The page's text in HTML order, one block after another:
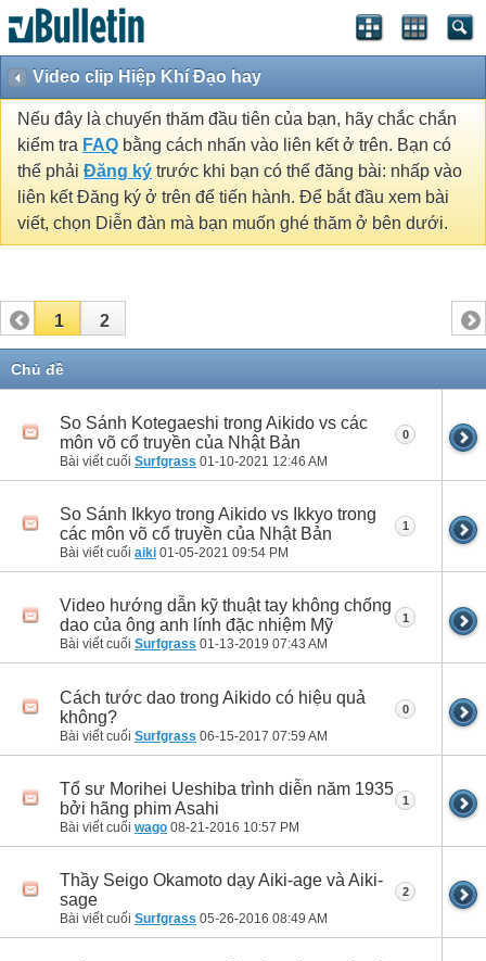
Video clip Hiệp Khí Đạo hay
Nếu đây là chuyến thăm đầu tiên của bạn, hãy chắc chắn
kiểm tra FAQ bằng cách nhấn vào liên kết ở trên. Bạn có
thể phải Đăng ký trước khi bạn có thể đăng bài: nhấp vào
liên kết Đăng ký ở trên để tiến hành. Để bắt đầu xem bài
viết, chọn Diễn đàn mà bạn muốn ghé thăm ở bên dưới.
1 2
Chủ đề
So Sánh Kotegaeshi trong Aikido vs các
môn võ cổ truyền của Nhật Bản
Bài viết cuối Surfgrass 01-10-2021 12:46 AM
0
So Sánh Ikkyo trong Aikido vs Ikkyo trong
các môn võ cổ truyền của Nhật Bản
Bài viết cuối aiki 01-05-2021 09:54 PM
1
Video hướng dẫn kỹ thuật tay không chống
dao của ông anh lính đặc nhiệm Mỹ
Bài viết cuối Surfgrass 01-13-2019 07:43 AM
1
Cách tước dao trong Aikido có hiệu quả
không?
Bài viết cuối Surfgrass 06-15-2017 07:59 AM
0
Tổ sư Morihei Ueshiba trình diễn năm 1935
bởi hãng phim Asahi
Bài viết cuối wago 08-21-2016 10:57 PM
1
Thầy Seigo Okamoto dạy Aiki-age và Aiki-
sage
Bài viết cuối Surfgrass 05-26-2016 08:49 AM
2